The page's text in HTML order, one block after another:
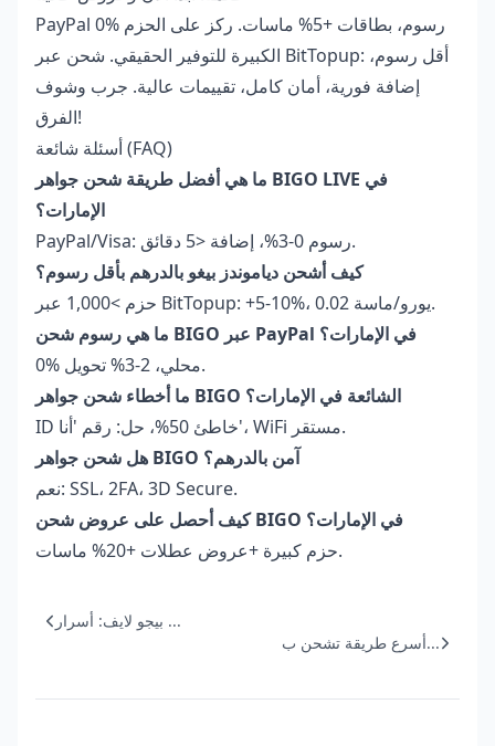
PayPal 0% رسوم، بطاقات +5% ماسات. ركز على الحزم
الكبيرة للتوفير الحقيقي. شحن عبر BitTopup: أقل رسوم،
إضافة فورية، أمان كامل، تقييمات عالية. جرب وشوف
الفرق!
أسئلة شائعة (FAQ)
ما هي أفضل طريقة شحن جواهر BIGO LIVE في
الإمارات؟
PayPal/Visa: رسوم 0-3%، إضافة <5 دقائق.
كيف أشحن دياموندز بيغو بالدرهم بأقل رسوم؟
حزم >1,000 عبر BitTopup: +5-10%، 0.02 يورو/ماسة.
ما هي رسوم شحن BIGO عبر PayPal في الإمارات؟
0% محلي، 2-3% تحويل.
ما أخطاء شحن جواهر BIGO الشائعة في الإمارات؟
ID خاطئ 50%، حل: رقم 'أنا'، WiFi مستقر.
هل شحن جواهر BIGO آمن بالدرهم؟
نعم: SSL، 2FA، 3D Secure.
كيف أحصل على عروض شحن BIGO في الإمارات؟
حزم كبيرة +عروض عطلات +20% ماسات.
بيجو لايف: أسرار ...
أسرع طريقة تشحن ب...